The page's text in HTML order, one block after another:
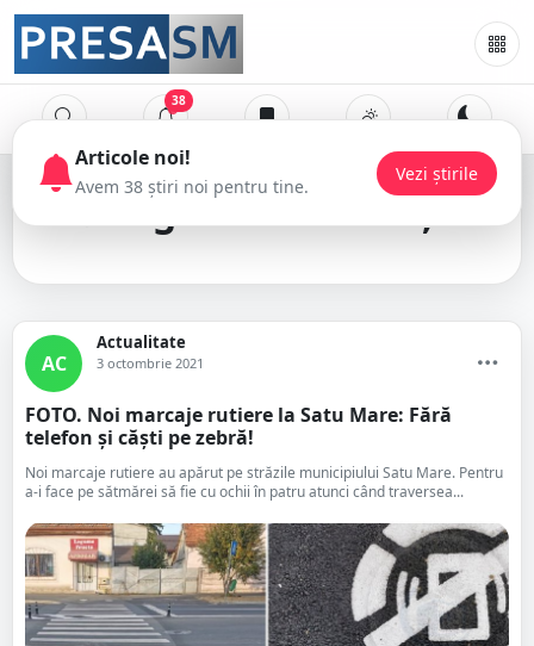
38
reguli de circulație
AC
Actualitate
3 octombrie 2021
FOTO. Noi marcaje rutiere la Satu Mare: Fără
telefon și căști pe zebră!
Noi marcaje rutiere au apărut pe străzile municipiului Satu Mare. Pentru
a-i face pe sătmărei să fie cu ochii în patru atunci când traversea...
Avem